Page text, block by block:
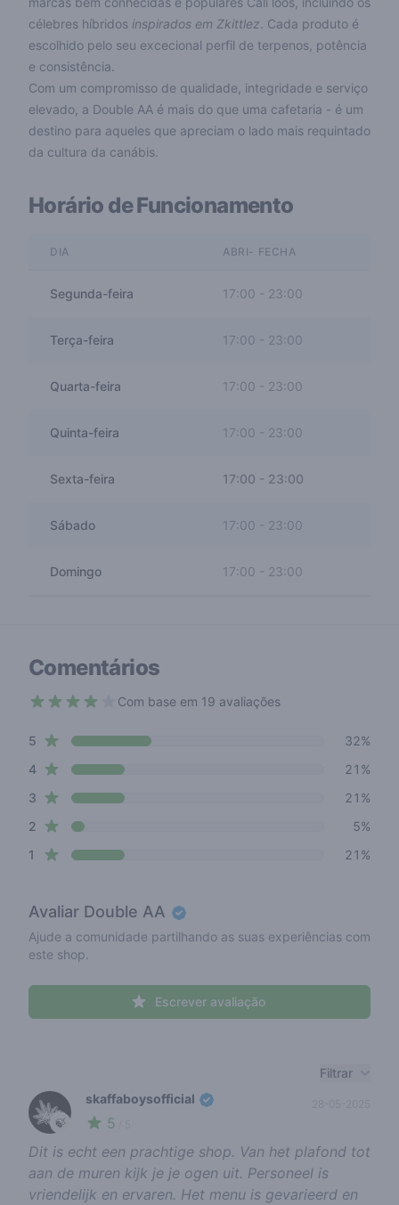
célebres híbridos inspirados em Zkittlez . Cada produto é
escolhido pelo seu excecional perfil de terpenos, potência
e consistência.
Com um compromisso de qualidade, integridade e serviço
elevado, a Double AA é mais do que uma cafetaria - é um
destino para aqueles que apreciam o lado mais requintado
da cultura da canábis.
Horário de Funcionamento
DIA ABRI- FECHA
Segunda-feira 17:00 - 23:00
Terça-feira 17:00 23:00
Quarta-feira 17:00 - 23:00
Quinta-feira 17:00 23:00
Sexta-feira 17:00 - 23:00
Sábado 17:00 23:00
Domingo 17:00 - 23:00
Comentários
Com base em 19 avaliações
Review data
5 star reviews
32%
4star reviews
21%
3 star reviews
21%
2 star reviews
5%
1 star reviews 21%
Avaliar Double AA
Ajude a comunidade partilhando as suas experiências com
este shop.
Escrever avaliação
Filtrar
🍃
skaffaboysofficial
5
Dit is echt een prachtige shop. Van het plafond tot
aan de muren kijk je je ogen uit. Personeel is
vriendelijk en ervaren. Het menu is gevarieerd en